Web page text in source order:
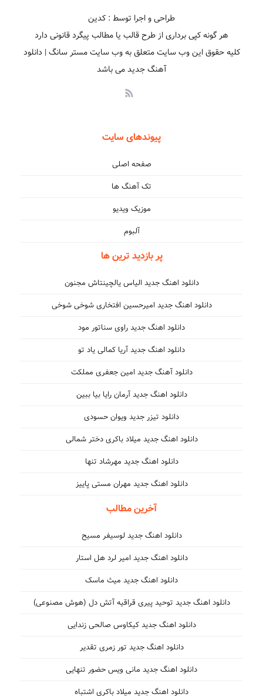
طراحی و اجرا توسط : کدین
هر گونه کپی برداری از طرح قالب یا مطالب پیگرد قانونی دارد
کلیه حقوق این وب سایت متعلق به وب سایت مستر سانگ | دانلود
آهنگ جدید می باشد
پیوندهای سایت
صفحه اصلی
تک آهنگ ها
موزیک ویدیو
آلبوم
پر بازدید ترین ها
دانلود اهنگ جدید الیاس یالچینتاش مجنون
دانلود اهنگ جدید امیرحسین افتخاری شوخی شوخی
دانلود اهنگ جدید راوی سناتور مود
دانلود اهنگ جدید آریا کمالی یاد تو
دانلود آهنگ جدید امین جعفری مملکت
دانلود اهنگ جدید آرمان رایا بیا ببین
دانلود تیزر جدید ویوان حسودی
دانلود اهنگ جدید میلاد باکری دختر شمالی
دانلود اهنگ جدید مهرشاد تنها
دانلود اهنگ جدید مهران مستی پاییز
آخرین مطالب
دانلود اهنگ جدید لوسیفر مسیح
دانلود اهنگ جدید امیر لرد هل استار
دانلود اهنگ جدید میث ماسک
دانلود اهنگ جدید توحید پیری قراقیه آتش دل (هوش مصنوعی)
دانلود اهنگ جدید کیکاوس صالحی زندایی
دانلود اهنگ جدید تور زمری تقدیر
دانلود اهنگ جدید مانی ویس حضور تنهایی
دانلود اهنگ جدید میلاد باکری اشتباه